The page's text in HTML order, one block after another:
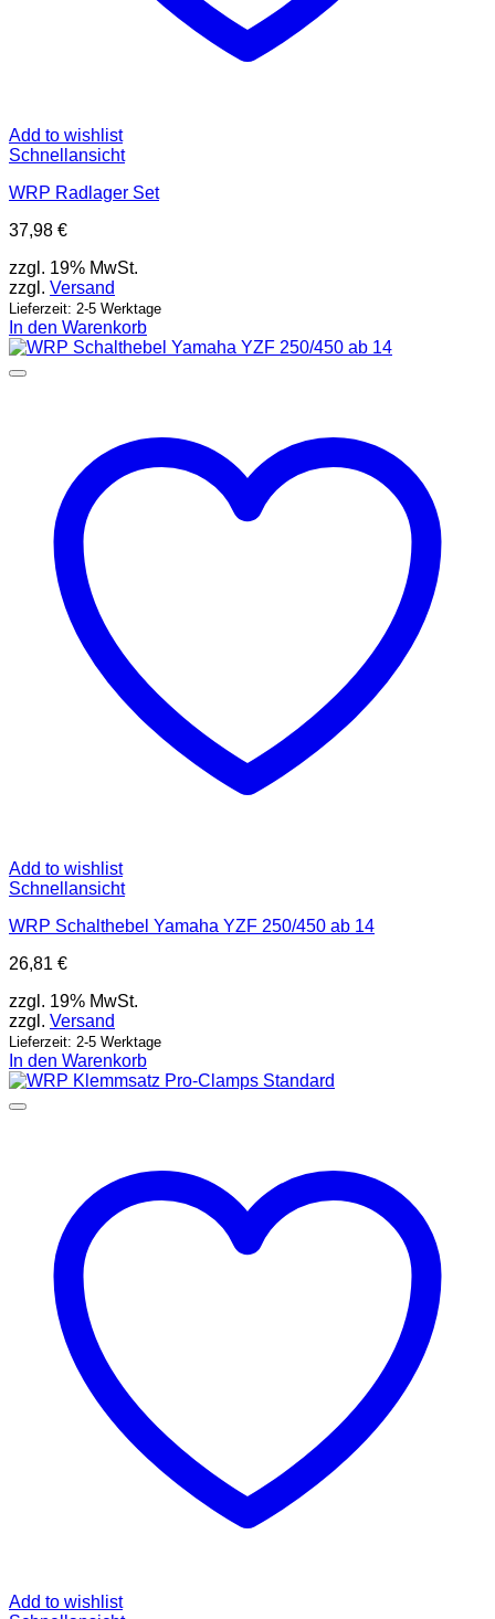
Add to wishlist
Schnellansicht
WRP Radlager Set
37,98 €
zzgl. 19% MwSt.
zzgl. Versand
Lieferzeit: 2-5 Werktage
In den Warenkorb
Add to wishlist
Schnellansicht
WRP Schalthebel Yamaha YZF 250/450 ab 14
26,81 €
zzgl. 19% MwSt.
zzgl. Versand
Lieferzeit: 2-5 Werktage
In den Warenkorb
Add to wishlist